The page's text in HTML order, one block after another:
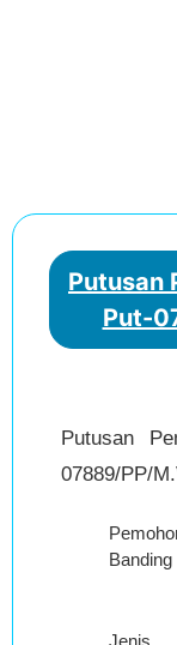
Putusan
Put-
Putusan
07889/PP/
Banding
Jenis